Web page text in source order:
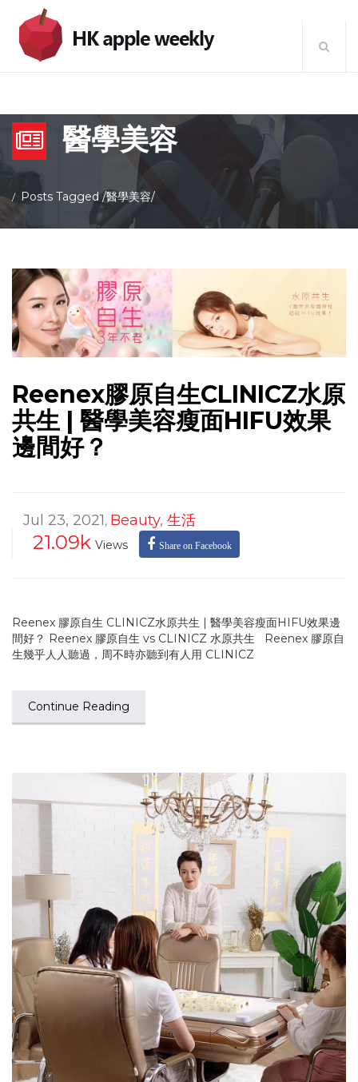
醫學美容
Posts Tagged/醫學美容/
Reenex膠原自生CLINICZ水原
共生 | 醫學美容瘦面HIFU效果
邊間好？
Jul 23, 2021, Beauty, 生活
21.09k Views Share on Facebook
Reenex 膠原自生 CLINICZ水原共生 | 醫學美容瘦面HIFU效果邊
間好？ Reenex 膠原自生 vs CLINICZ 水原共生 Reenex 膠原自
生幾乎人人聽過，周不時亦聽到有人用 CLINICZ
Continue Reading